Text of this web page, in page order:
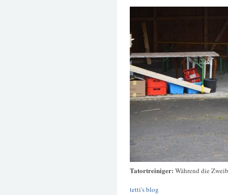
Tatortreiniger: Während die
tetti's blog